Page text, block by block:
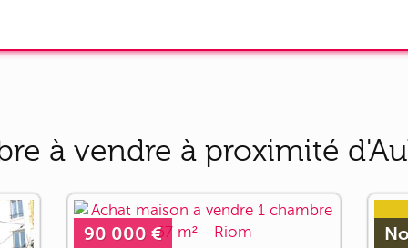
à vendre à proximité
90 000 €